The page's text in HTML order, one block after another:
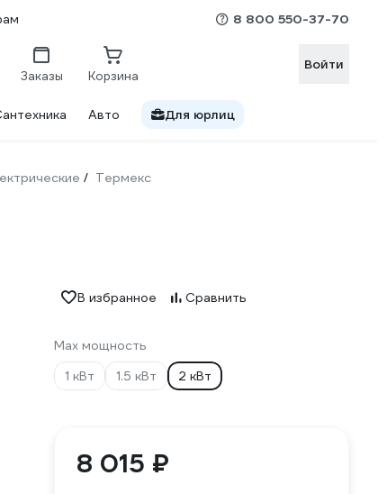
8 800 550-37-70
Заказы Корзина
Войти
Авто Для юрлиц
/ Термекс
В избранное Сравнить
Max мощность
1 кВт
1.5 кВт 2 кВт
8 015 ₽